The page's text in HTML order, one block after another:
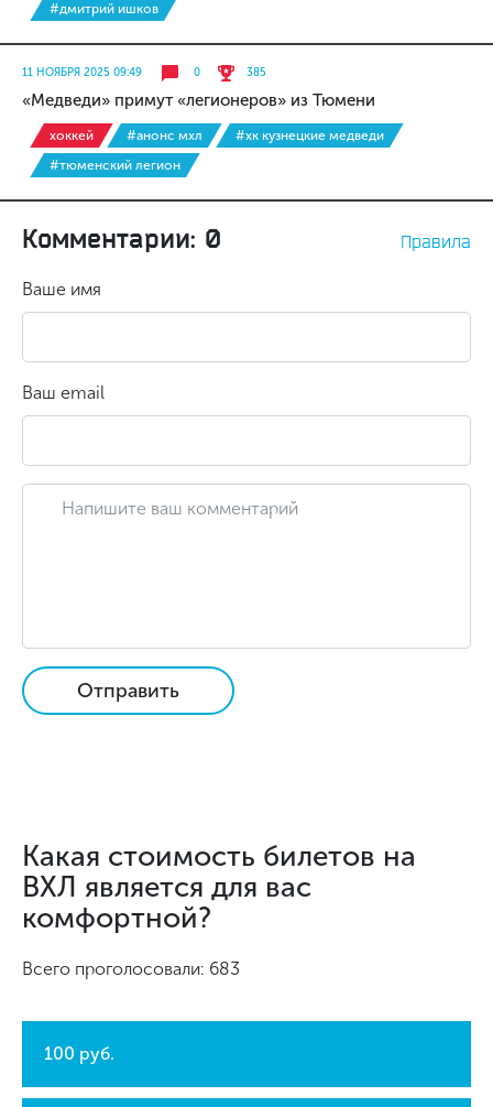
#дмитрий ишков
11 НОЯБРЯ 2025 09:49 0 385
«Медведи» примут «легионеров» из Тюмени
хоккей #анонс мхл
#хк кузнецкие медведи
#тюменский легион
Комментарии: 0 Правила
Ваше имя
Ваш email
Отправить
Какая стоимость билетов на
ВХЛ является для вас
комфортной?
Всего проголосовали: 683
100 руб.